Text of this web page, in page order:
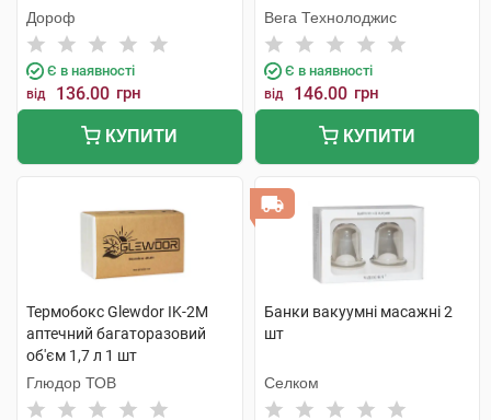
Дороф
Є в наявності
від 136.00 грн
КУПИТИ
Вега Технолоджис
Є в наявності
від 146.00 грн
КУПИТИ
Термобокс Glewdor IK-2M
аптечний багаторазовий
об'єм 1,7 л 1 шт
Глюдор ТОВ
Банки вакуумні масажні 2
шт
Селком